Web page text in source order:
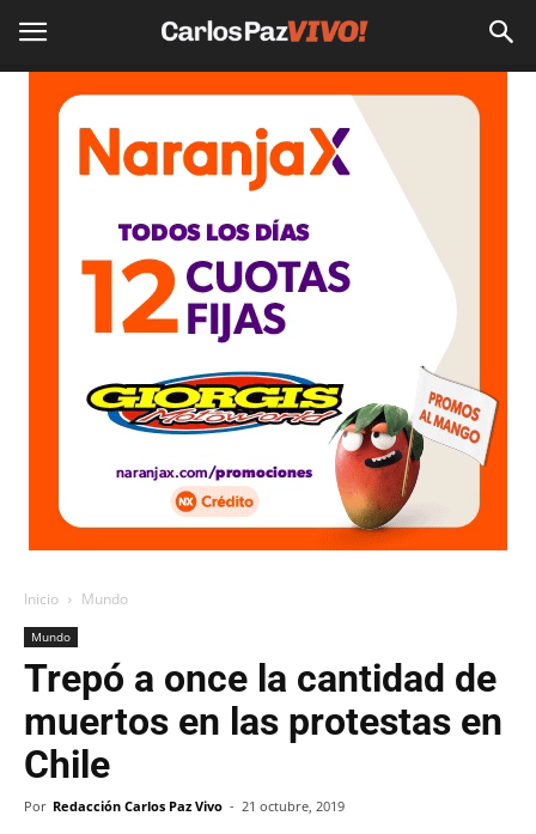
Inicio Mundo
Mundo
Trepó a once la cantidad de
muertos en las protestas en
Chile
Por Redacción Carlos Paz Vivo - 21 octubre, 2019